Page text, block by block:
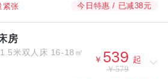
紧张 今日特惠 / 已减38元
房
米双人床 16-18㎡
￥ 
起
￥579